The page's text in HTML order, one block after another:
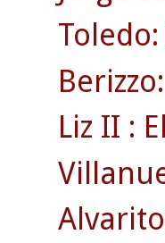
Liz II :